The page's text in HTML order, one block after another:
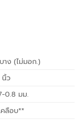
าง (ไม่มอก.)
นิ้ว
0.8 มม.
คลือบ**